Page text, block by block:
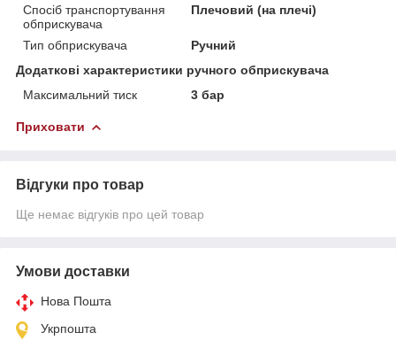
Спосіб транспортування
обприскувача
Плечовий (на плечі)
Тип обприскувача
Ручний
Додаткові характеристики ручного обприскувача
Максимальний тиск
3 бар
Приховати
Відгуки про товар
Ще немає відгуків про цей товар
Умови доставки
Нова Пошта
Укрпошта